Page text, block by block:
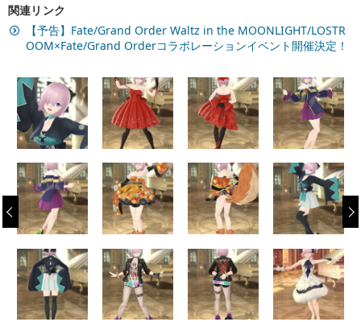
関連リンク
【予告】Fate/Grand Order Waltz in the MOONLIGHT/LOSTR
OOM×Fate/Grand Orderコラボレーションイベント開催決定！
‹